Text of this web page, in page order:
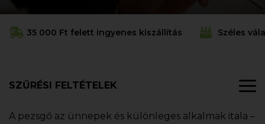
35 000 Ft felett ingyenes kiszállítás Széles
SZŰRÉSI FELTÉTELEK
A pezsgő az ünnepek és különleges alkalmak itala –